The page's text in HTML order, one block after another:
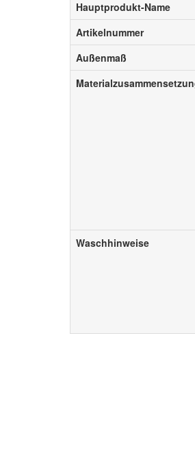
Hauptprodukt-Name
Artikelnummer
Außenmaß
Waschhinweise